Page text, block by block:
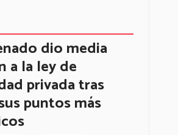
dio media
a la ley de
privada tras
puntos más